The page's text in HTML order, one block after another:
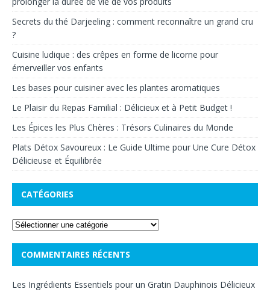
Secrets du thé Darjeeling : comment reconnaître un grand cru
?
Cuisine ludique : des crêpes en forme de licorne pour
émerveiller vos enfants
Les bases pour cuisiner avec les plantes aromatiques
Le Plaisir du Repas Familial : Délicieux et à Petit Budget !
Les Épices les Plus Chères : Trésors Culinaires du Monde
Plats Détox Savoureux : Le Guide Ultime pour Une Cure Détox
Délicieuse et Équilibrée
CATÉGORIES
COMMENTAIRES RÉCENTS
Les Ingrédients Essentiels pour un Gratin Dauphinois Délicieux